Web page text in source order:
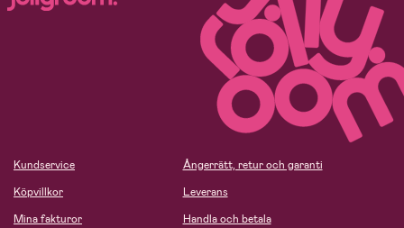
Kundservice
Köpvillkor
Mina fakturor
Ångerrätt, retur och garanti
Leverans
Handla och betala